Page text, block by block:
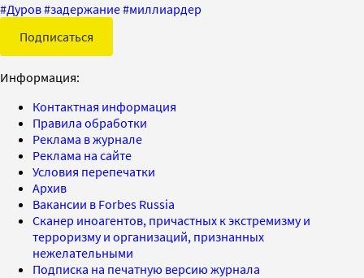
#Дуров#задержание#миллиардер
Подписаться
Информация:
Контактная информация
Правила обработки
Реклама в журнале
Реклама на сайте
Условия перепечатки
Архив
Вакансии в Forbes Russia
Сканер иноагентов, причастных к экстремизму и
терроризму и организаций, признанных
нежелательными
Подписка на печатную версию журнала